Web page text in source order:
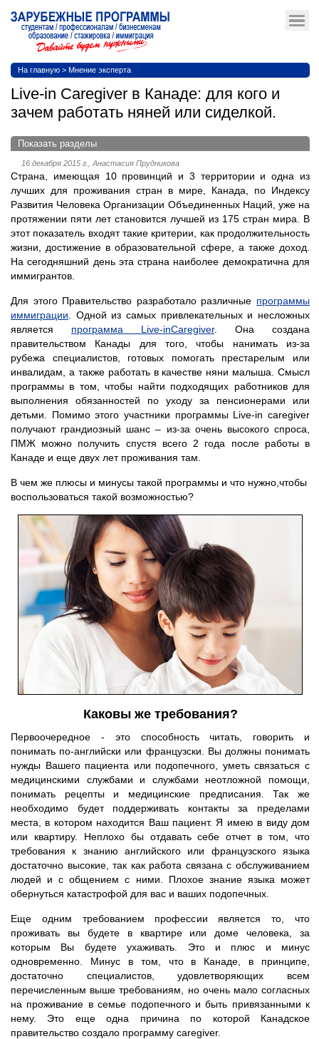
На главную > Мнение эксперта
Live-in Caregiver в Канаде: для кого и
зачем работать няней или сиделкой.
Показать разделы
16 декабря 2015 г., Анастасия Прудникова
Страна, имеющая 10 провинций и 3 территории и одна из
лучших для проживания стран в мире, Канада, по Индексу
Развития Человека Организации Объединенных Наций, уже на
протяжении пяти лет становится лучшей из 175 стран мира. В
этот показатель входят такие критерии, как продолжительность
жизни, достижение в образовательной сфере, а также доход.
На сегодняшний день эта страна наиболее демократична для
иммигрантов.
Для этого Правительство разработало различные программы
иммиграции . Одной из самых привлекательных и несложных
является программа Live-inCaregiver. Она создана
правительством Канады для того, чтобы нанимать из-за
рубежа специалистов, готовых помогать престарелым или
инвалидам, а также работать в качестве няни малыша. Смысл
программы в том, чтобы найти подходящих работников для
выполнения обязанностей по уходу за пенсионерами или
детьми. Помимо этого участники программы Live-in caregiver
получают грандиозный шанс – из-за очень высокого спроса,
ПМЖ можно получить спустя всего 2 года после работы в
Канаде и еще двух лет проживания там.
В чем же плюсы и минусы такой программы и что нужно,чтобы
воспользоваться такой возможностью?
Каковы же требования?
Первоочередное - это способность читать, говорить и
понимать по-английски или французски. Вы должны понимать
нужды Вашего пациента или подопечного, уметь связаться с
медицинскими службами и службами неотложной помощи,
понимать рецепты и медицинские предписания. Так же
необходимо будет поддерживать контакты за пределами
места, в котором находится Ваш пациент. Я имею в виду дом
или квартиру. Неплохо бы отдавать себе отчет в том, что
требования к знанию английского или французского языка
достаточно высокие, так как работа связана с обслуживанием
людей и с общением с ними. Плохое знание языка может
обернуться катастрофой для вас и ваших подопечных.
Еще одним требованием профессии является то, что
проживать вы будете в квартире или доме человека, за
которым Вы будете ухаживать. Это и плюс и минус
одновременно. Минус в том, что в Канаде, в принципе,
достаточно специалистов, удовлетворяющих всем
перечисленным выше требованиям, но очень мало согласных
на проживание в семье подопечного и быть привязанными к
нему. Это еще одна причина по которой Канадское
правительство создало программу caregiver.